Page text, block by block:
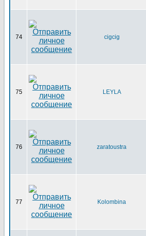
74 cigcig
75 LEYLA
76 zaratoustra
77 Kolombina